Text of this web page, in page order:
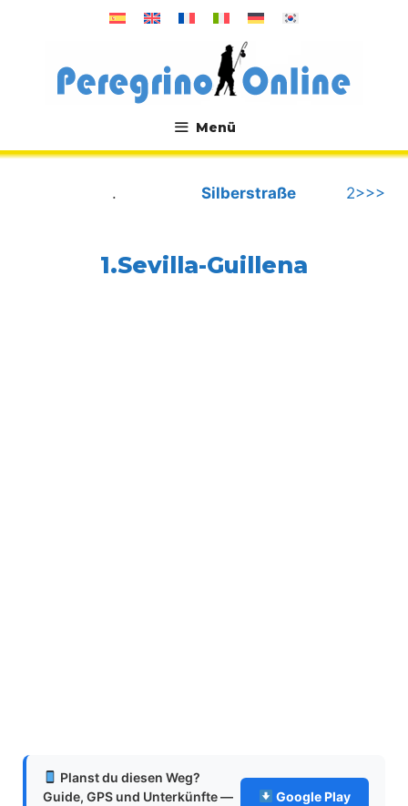
Menü
.
.
Silberstraße 2>>>
1.Sevilla-Guillena
Planst du diesen Weg?
Guide, GPS und Unterkünfte —
Google Play